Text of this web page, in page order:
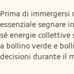
Prima di immergersi
essenziale segnare
sé energie collettive
a bollino verde e
decisioni durante il